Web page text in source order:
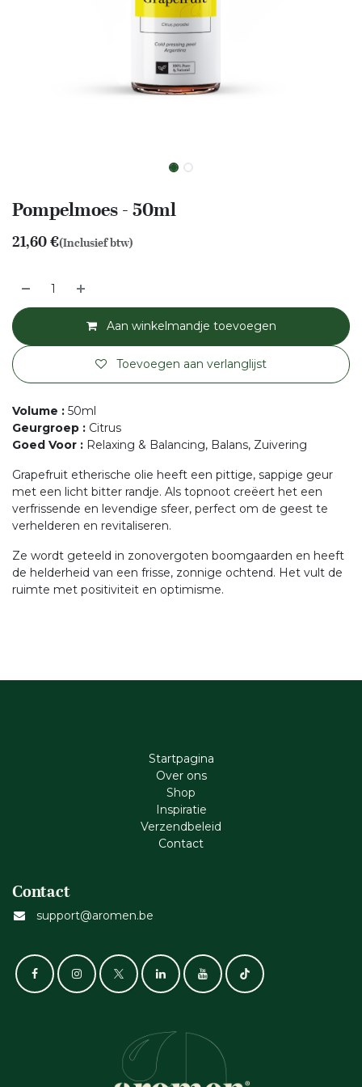
Pompelmoes - 50ml
21,60€(Inclusief btw)
Aan winkelmandje toevoegen
Toevoegen aan verlanglijst
Volume : 50ml
Geurgroep : Citrus
Goed Voor : Relaxing & Balancing, Balans, Zuivering
Grapefruit etherische olie heeft een pittige, sappige geur
met een licht bitter randje. Als topnoot creëert het een
verfrissende en levendige sfeer, perfect om de geest te
verhelderen en revitaliseren.
Ze wordt geteeld in zonovergoten boomgaarden en heeft
de helderheid van een frisse, zonnige ochtend. Het vult de
ruimte met positiviteit en optimisme.
Startpagina
Ove​r​ ons
Shop
Inspiratie
Verzendbeleid
Cont​act
Contact
support@aromen.be